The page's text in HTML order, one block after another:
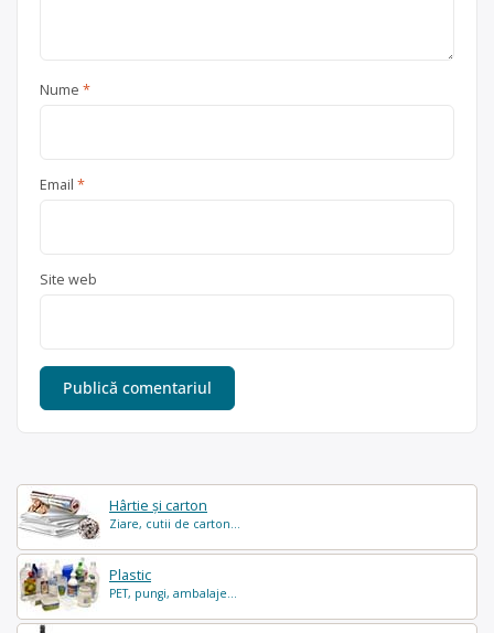
Hârtie și carton
Ziare, cutii de carton...
Plastic
PET, pungi, ambalaje...
Nume *
Email *
Site web